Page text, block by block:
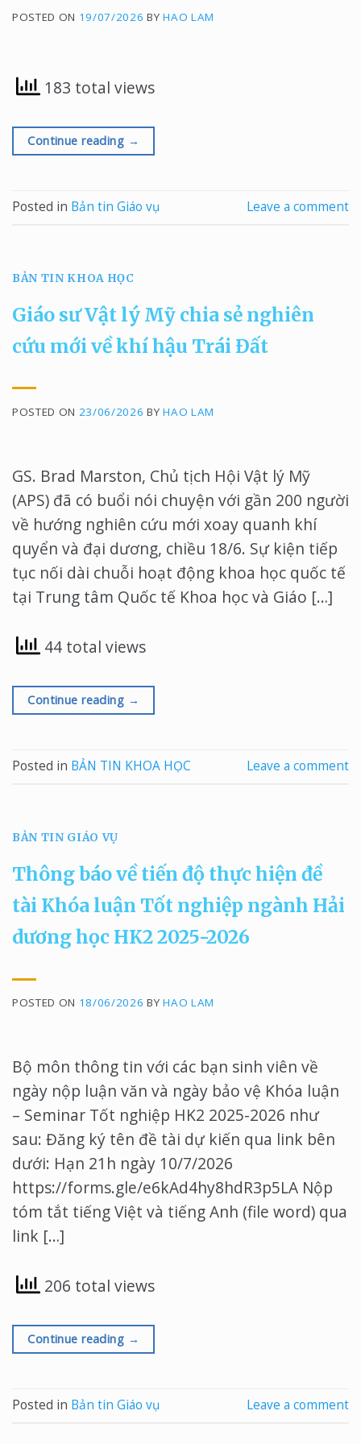
nguồn [...]
POSTED ON 19/07/2026 BYHAO LAM
183 total views
Continue reading →
Posted in Bản tin Giáo vụ Leave a comment
BẢN TIN KHOA HỌC
Giáo sư Vật lý Mỹ chia sẻ nghiên
cứu mới về khí hậu Trái Đất
POSTED ON 23/06/2026 BYHAO LAM
GS. Brad Marston, Chủ tịch Hội Vật lý Mỹ
(APS) đã có buổi nói chuyện với gần 200 người
về hướng nghiên cứu mới xoay quanh khí
quyển và đại dương, chiều 18/6. Sự kiện tiếp
tục nối dài chuỗi hoạt động khoa học quốc tế
tại Trung tâm Quốc tế Khoa học và Giáo […]
44 total views
Continue reading →
Posted in BẢN TIN KHOA HỌC Leave a comment
BẢN TIN GIÁO VỤ
Thông báo về tiến độ thực hiện đề
tài Khóa luận Tốt nghiệp ngành Hải
dương học HK2 2025-2026
POSTED ON 18/06/2026 BYHAO LAM
Bộ môn thông tin với các bạn sinh viên về
ngày nộp luận văn và ngày bảo vệ Khóa luận
– Seminar Tốt nghiệp HK2 2025-2026 như
sau: Đăng ký tên đề tài dự kiến qua link bên
dưới: Hạn 21h ngày 10/7/2026
https://forms.gle/e6kAd4hy8hdR3p5LA Nộp
tóm tắt tiếng Việt và tiếng Anh (file word) qua
link […]
206 total views
Continue reading →
Posted in Bản tin Giáo vụ Leave a comment